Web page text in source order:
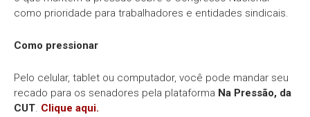
como prioridade para trabalhadores e entidades sindicais.
Como pressionar
Pelo celular, tablet ou computador, você pode mandar seu
recado para os senadores pela plataforma Na Pressão, da
CUT. Clique aqui.